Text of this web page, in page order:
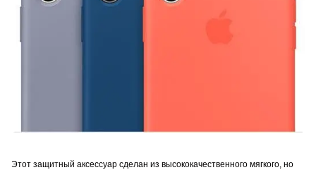
Этот защитный аксессуар сделан из высококачественного мягкого, но